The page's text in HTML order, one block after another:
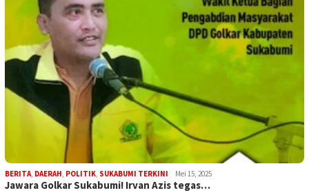
BERITA, DAERAH, POLITIK, SUKABUMI TERKINI Mei 15, 2025
Jawara Golkar Sukabumi! Irvan Azis tegas…